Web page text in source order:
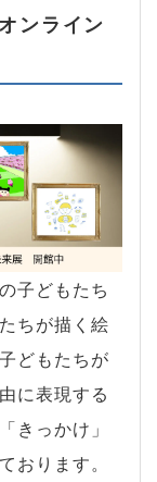
ンライン
子どもたち
ちが描く絵
どもたちが
に表現する
きっかけ」
おります。